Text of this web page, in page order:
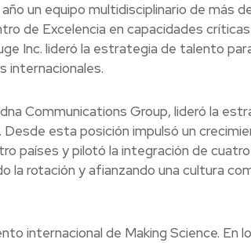
un equipo multidisciplinario de más
de Excelencia en capacidades
Inc. lideró la estrategia de talento
internacionales.
Communications Group, lideró la
esta posición impulsó un
países y pilotó la integración de cuatro
la rotación y afianzando una cultura
internacional de Making Science. En